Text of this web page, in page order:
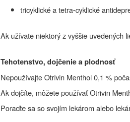
tricyklické a tetra-cyklické
Ak užívate niektorý z vyššie uvedených
Tehotenstvo, dojčenie a plodnosť
Nepoužívajte Otrivin Menthol 0,1 %
Ak dojčíte, môžete používať Otrivin
Poraďte sa so svojím lekárom alebo